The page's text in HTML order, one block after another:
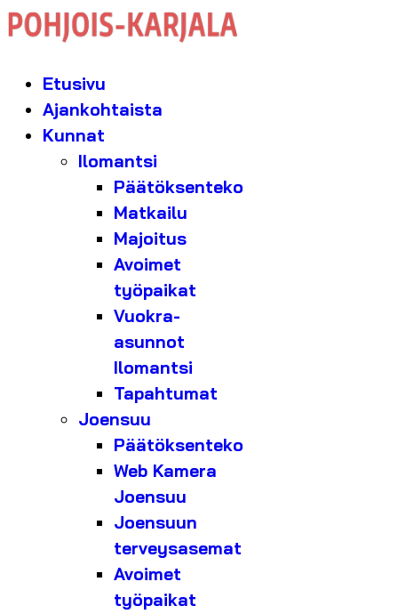
Etusivu
Ajankohtaista
Kunnat
Ilomantsi
Päätöksenteko
Matkailu
Majoitus
Avoimet
työpaikat
Vuokra-
asunnot
Ilomantsi
Tapahtumat
Joensuu
Päätöksenteko
Web Kamera
Joensuu
Joensuun
terveysasemat
Avoimet
työpaikat